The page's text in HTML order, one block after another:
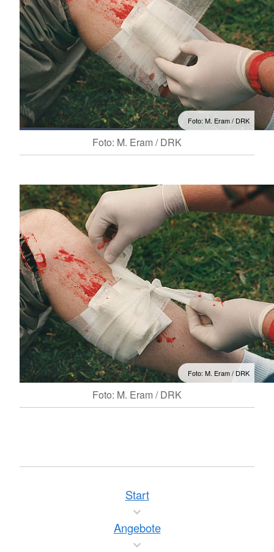
Foto: M. Eram / DRK
Foto: M. Eram / DRK
Foto: M. Eram / DRK
Foto: M. Eram / DRK
Start
Angebote